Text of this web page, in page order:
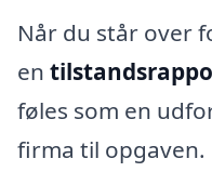
Når du står over
en
føles som en
firma til